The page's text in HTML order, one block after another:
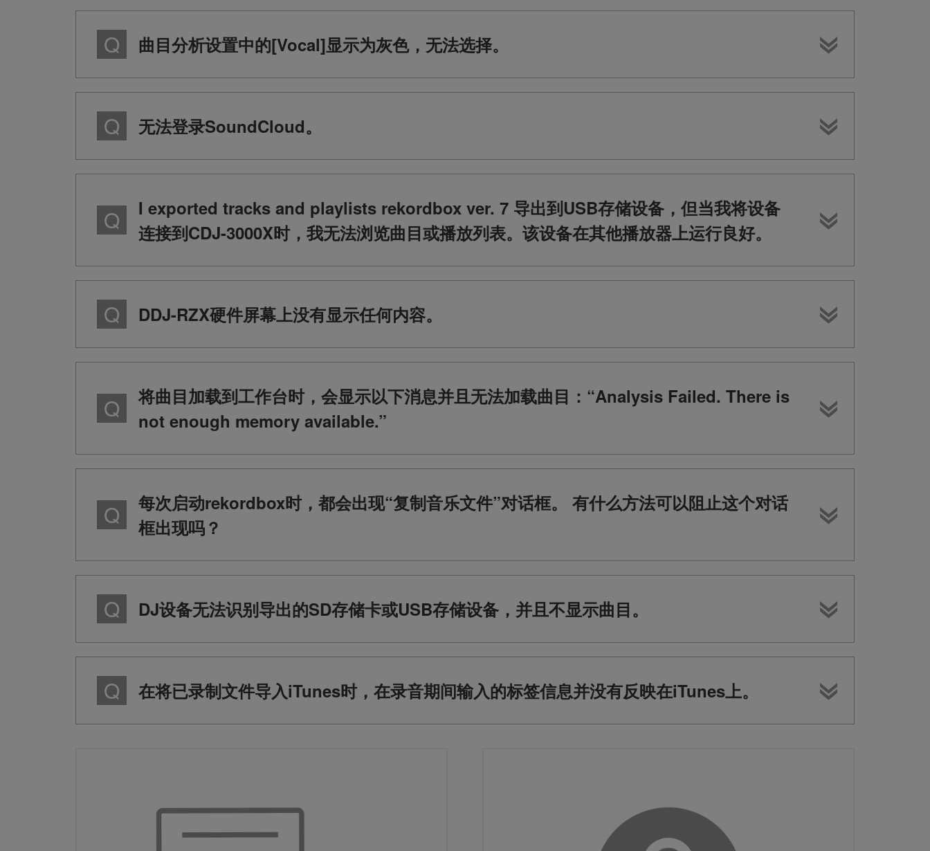
曲目分析设置中的[Vocal]显示为灰色，无法选择。
无法登录SoundCloud。
I exported tracks and playlists rekordbox ver. 7 导出到USB存储设备，但当我将设备
连接到CDJ-3000X时，我无法浏览曲目或播放列表。该设备在其他播放器上运行良好。
DDJ-RZX硬件屏幕上没有显示任何内容。
将曲目加载到工作台时，会显示以下消息并且无法加载曲目：“Analysis Failed. There is
not enough memory available.”
每次启动rekordbox时，都会出现“复制音乐文件”对话框。 有什么方法可以阻止这个对话
框出现吗？
DJ设备无法识别导出的SD存储卡或USB存储设备，并且不显示曲目。
在将已录制文件导入iTunes时，在录音期间输入的标签信息并没有反映在iTunes上。